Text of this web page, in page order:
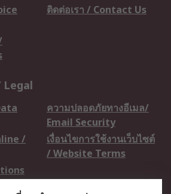
ติดต่อเรา / Contact Us
Legal
ความปลอดภัยทางอีเมล/
Email Security
/
เงื่อนไขการใช้งานเว็บไซต์
/ Website Terms